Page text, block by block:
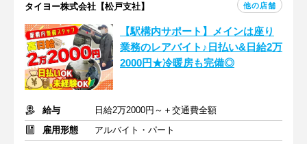
タイヨー株式会社【松戸支社】 他の店舗
【駅構内サポート】メインは座り
業務のレアバイト♪日払い&日給2万
2000円★冷暖房も完備◎
給与
日給2万2000円～＋交通費全額
雇用形態
アルバイト・パート